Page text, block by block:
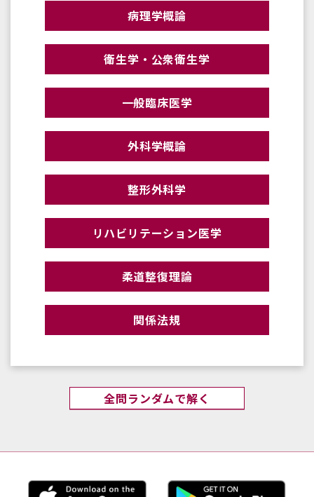
病理学概論
衛生学・公衆衛生学
一般臨床医学
外科学概論
整形外科学
リハビリテーション医学
柔道整復理論
関係法規
全問ランダムで解く